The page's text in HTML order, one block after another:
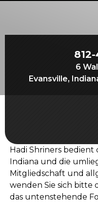
Erlebe die
Ihre Wirkung
Ausbildung
SIEF Programme
Kontaktieren Sie
6
Evansville,
Hadi Shriners bedient
Indiana und die
Mitgliedschaft und
wenden Sie sich bitte
das untenstehende